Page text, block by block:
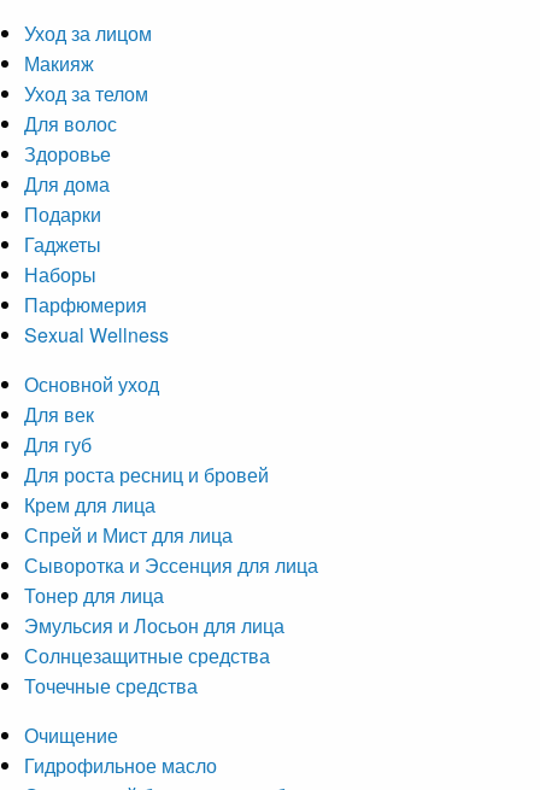
Уход за лицом
Макияж
Уход за телом
Для волос
Здоровье
Для дома
Подарки
Гаджеты
Наборы
Парфюмерия
Sexual Wellness
Основной уход
Для век
Для губ
Для роста ресниц и бровей
Крем для лица
Спрей и Мист для лица
Сыворотка и Эссенция для лица
Тонер для лица
Эмульсия и Лосьон для лица
Солнцезащитные средства
Точечные средства
Очищение
Гидрофильное масло